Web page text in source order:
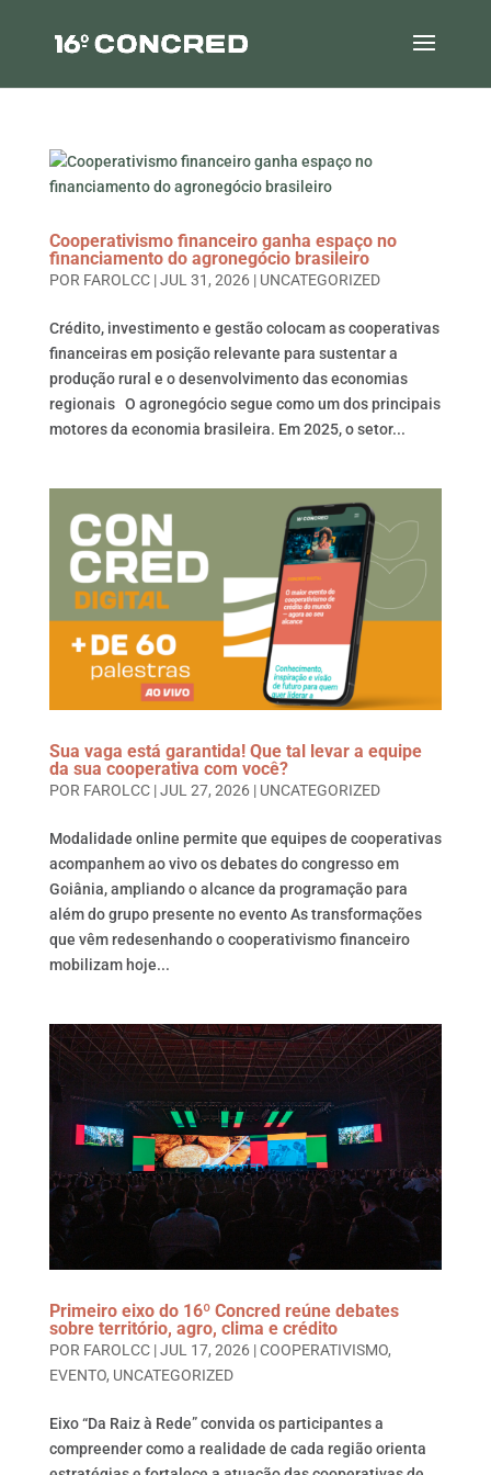
Cooperativismo financeiro ganha espaço no
financiamento do agronegócio brasileiro
POR FAROLCC|JUL 31, 2026| UNCATEGORIZED
Crédito, investimento e gestão colocam as cooperativas
financeiras em posição relevante para sustentar a
produção rural e o desenvolvimento das economias
regionais O agronegócio segue como um dos principais
motores da economia brasileira. Em 2025, o setor...
Sua vaga está garantida! Que tal levar a equipe
da sua cooperativa com você?
POR FAROLCC|JUL 27, 2026| UNCATEGORIZED
Modalidade online permite que equipes de cooperativas
acompanhem ao vivo os debates do congresso em
Goiânia, ampliando o alcance da programação para
além do grupo presente no evento As transformações
que vêm redesenhando o cooperativismo financeiro
mobilizam hoje...
Primeiro eixo do 16º Concred reúne debates
sobre território, agro, clima e crédito
POR FAROLCC|JUL 17, 2026|COOPERATIVISMO,
EVENTO, UNCATEGORIZED
Eixo “Da Raiz à Rede” convida os participantes a
compreender como a realidade de cada região orienta